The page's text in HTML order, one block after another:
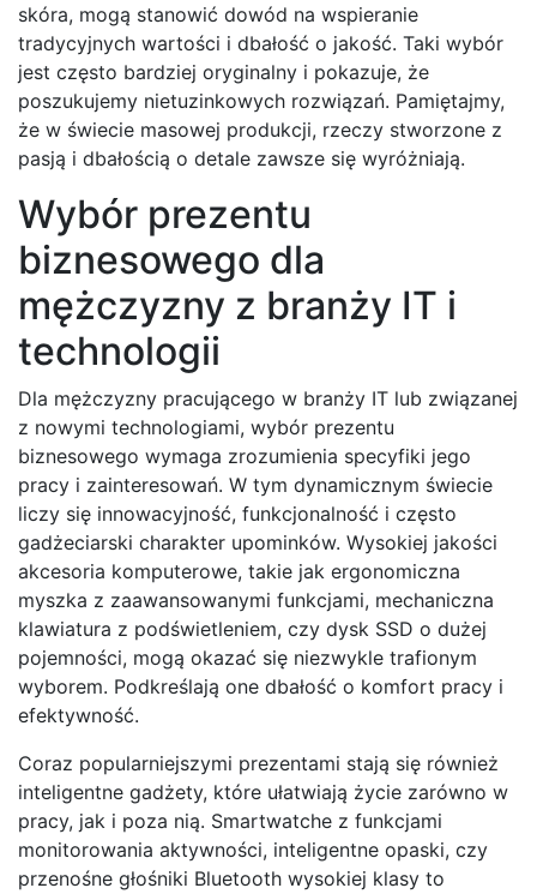
skóra, mogą stanowić dowód na wspieranie
tradycyjnych wartości i dbałość o jakość. Taki wybór
jest często bardziej oryginalny i pokazuje, że
poszukujemy nietuzinkowych rozwiązań. Pamiętajmy,
że w świecie masowej produkcji, rzeczy stworzone z
pasją i dbałością o detale zawsze się wyróżniają.
Wybór prezentu
biznesowego dla
mężczyzny z branży IT i
technologii
Dla mężczyzny pracującego w branży IT lub związanej
z nowymi technologiami, wybór prezentu
biznesowego wymaga zrozumienia specyfiki jego
pracy i zainteresowań. W tym dynamicznym świecie
liczy się innowacyjność, funkcjonalność i często
gadżeciarski charakter upominków. Wysokiej jakości
akcesoria komputerowe, takie jak ergonomiczna
myszka z zaawansowanymi funkcjami, mechaniczna
klawiatura z podświetleniem, czy dysk SSD o dużej
pojemności, mogą okazać się niezwykle trafionym
wyborem. Podkreślają one dbałość o komfort pracy i
efektywność.
Coraz popularniejszymi prezentami stają się również
inteligentne gadżety, które ułatwiają życie zarówno w
pracy, jak i poza nią. Smartwatche z funkcjami
monitorowania aktywności, inteligentne opaski, czy
przenośne głośniki Bluetooth wysokiej klasy to